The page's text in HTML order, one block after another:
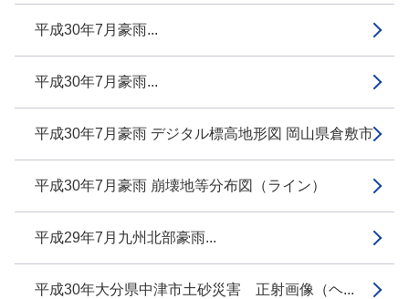
平成30年7月豪雨...
平成30年7月豪雨...
平成30年7月豪雨 デジタル標高地形図 岡山県倉敷市
平成30年7月豪雨 崩壊地等分布図（ライン）
平成29年7月九州北部豪雨...
平成30年大分県中津市土砂災害 正射画像（ヘ...